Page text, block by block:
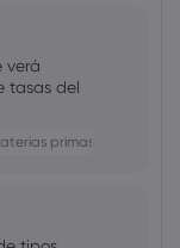
verá
tasas del
primas